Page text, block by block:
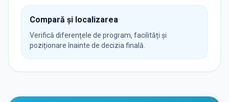
Compară și localizarea
Verifică diferențele de program, facilități și
poziționare înainte de decizia finală.